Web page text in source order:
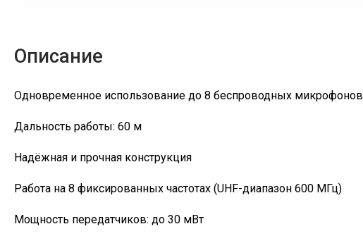
Описание
Одновременное использование до 8 беспроводных микрофонов
Дальность работы: 60 м
Надёжная и прочная конструкция
Работа на 8 фиксированных частотах (UHF-диапазон 600 МГц)
Мощность передатчиков: до 30 мВт